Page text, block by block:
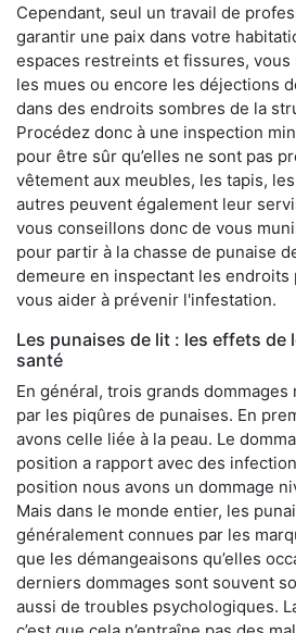
Cependant, seul un travail de
garantir une paix dans votre
espaces restreints et fissures,
les mues ou encore les déjections
dans des endroits sombres de la
Procédez donc à une inspection
pour être sûr qu’elles ne sont pas
vêtement aux meubles, les tapis,
autres peuvent également leur
vous conseillons donc de vous
pour partir à la chasse de punaise
demeure en inspectant les
vous aider à prévenir l'infestation.
Les punaises de lit : les effets de
santé
En général, trois grands dommages
par les piqûres de punaises. En
avons celle liée à la peau. Le
position a rapport avec des
position nous avons un dommage
Mais dans le monde entier, les
généralement connues par les
que les démangeaisons qu’elles
derniers dommages sont souvent
aussi de troubles psychologiques.